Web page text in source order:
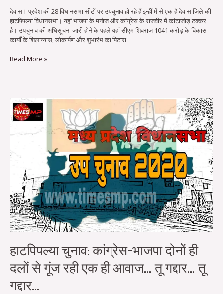
देवास। प्रदेश की 28 विधानसभा सीटों पर उपचुनाव हो रहे हैं इन्हीं में से एक है देवास जिले की
हाटपिपल्या विधानसभा। यहां भाजपा के मनोज और कांग्रेस के राजवीर में कांटाजोड़ टक्कर
है। उपचुनाव की अधिसूचना जारी होने के पहले यहां सीएम शिवराज 1041 करोड़ के विकास
कार्यों के शिलान्यास, लोकार्पण और शुभारंभ का पिटारा
Read More »
हाटपिपल्या चुनाव: कांग्रेस-भाजपा दोनों ही
दलों से गूंज रही एक ही आवाज… तू गद्दार… तू
गद्दार…
हाटपिपल्या
चुनाव:
कांग्रेस-
ही
दलों
एक
ही
आवाज…
तू
तू
गद्दार…